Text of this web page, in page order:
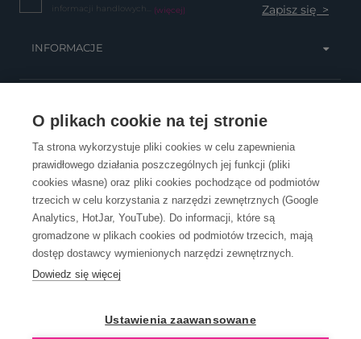
O plikach cookie na tej stronie
Ta strona wykorzystuje pliki cookies w celu zapewnienia
prawidłowego działania poszczególnych jej funkcji (pliki
cookies własne) oraz pliki cookies pochodzące od podmiotów
trzecich w celu korzystania z narzędzi zewnętrznych (Google
Analytics, HotJar, YouTube). Do informacji, które są
gromadzone w plikach cookies od podmiotów trzecich, mają
dostęp dostawcy wymienionych narzędzi zewnętrznych.
Dowiedz się więcej
Ustawienia zaawansowane
informacji handlowych... (więcej)
INFORMACJE
OBSŁUGA KLIENTA
KONTAKT
OpenGift jest częścią ReflectGroup.